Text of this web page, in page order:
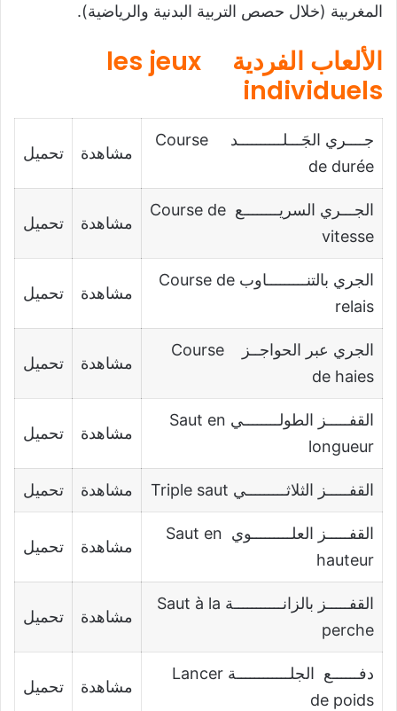
المغربية (خلال حصص التربية البدنية والرياضية).
الألعاب الفردية les jeux
individuels
جــــري الجَـــلــــــــــد Course
de durée
مشاهدة تحميل
الجـــري السريــــــــع Course de
vitesse
مشاهدة تحميل
الجري بالتنـــــــــاوب Course de
relais
مشاهدة تحميل
الجري عبر الحواجــز Course
de haies
مشاهدة تحميل
القفـــــز الطولــــــــي Saut en
longueur
مشاهدة تحميل
القفـــــز الثلاثـــــــــي Triple saut مشاهدة تحميل
القفـــــز العلـــــــــوي Saut en
hauteur
مشاهدة تحميل
القفـــــز بالزانـــــــــــة Saut à la
perche
مشاهدة تحميل
دفــــــع الجلــــــــــــة Lancer
de poids
مشاهدة تحميل